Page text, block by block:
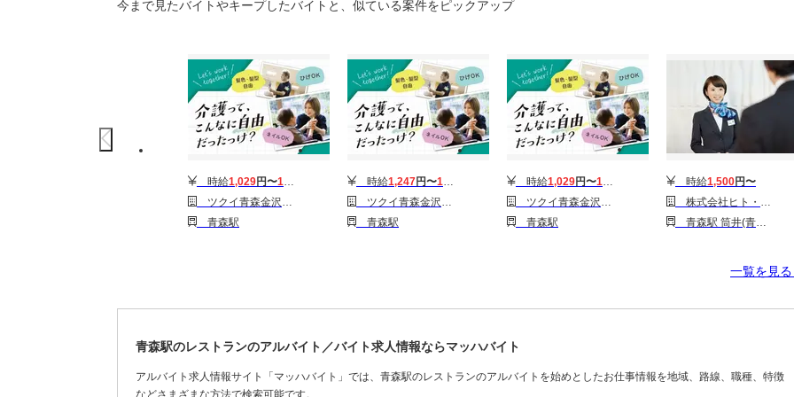
今まで見たバイトやキープしたバイトと、似ている案件をピックアップ
時給1,029円〜1,529
ツクイ青森金沢(デイサービス)
青森駅
時給1,247円〜1,979
ツクイ青森金沢(デイサービス)
青森駅
時給1,029円〜1,349
ツクイ青森金沢(デイサービス)
青森駅
時給1,500円〜
株式会社ヒト・コミュニケーションズ人材開発本部 (東北支社)/s0f172026031702
青森駅 筒井(青森)駅 東青森駅
一覧を見る
青森駅のレストランのアルバイト／バイト求人情報ならマッハバイト
アルバイト求人情報サイト「マッハバイト」では、青森駅のレストランのアルバイトを始めとしたお仕事情報を地域、路線、職種、特徴
などさまざまな方法で検索可能です。